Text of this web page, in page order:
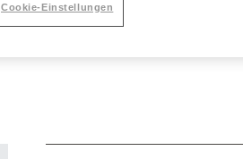
Cookie-Einstellungen